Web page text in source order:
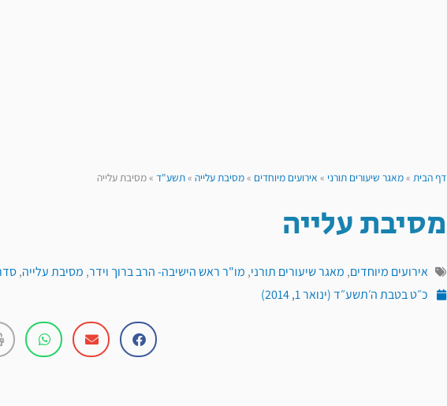
דף הבית »מאגר שיעורים תורני » אירועים מיוחדים »מסיבת עלייה »תשע"ד »מסיבת עלייה
מסיבת עלייה
אירועים מיוחדים, מאגר שיעורים תורני, מו"ר ראש הישיבה- הרב ברוך וידר, מסיבת עלייה,
כ״ט בטבת ה׳תשע״ד (ינואר 1, 2014)